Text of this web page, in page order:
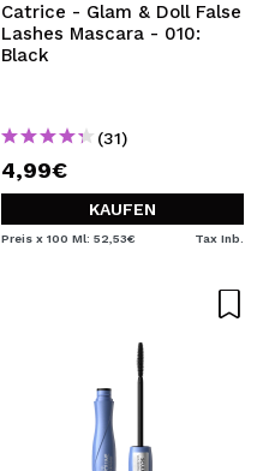
Catrice - Glam & Doll False
Lashes Mascara - 010:
Black
(31)
4,99€
KAUFEN
Preis x 100 Ml: 52,53€ Tax Inb.